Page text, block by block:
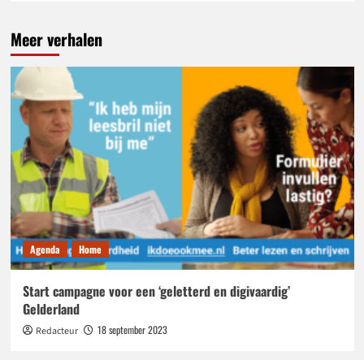
Meer verhalen
Agenda Home
Start campagne voor een ‘geletterd en digivaardig’
Gelderland
Redacteur 18 september 2023